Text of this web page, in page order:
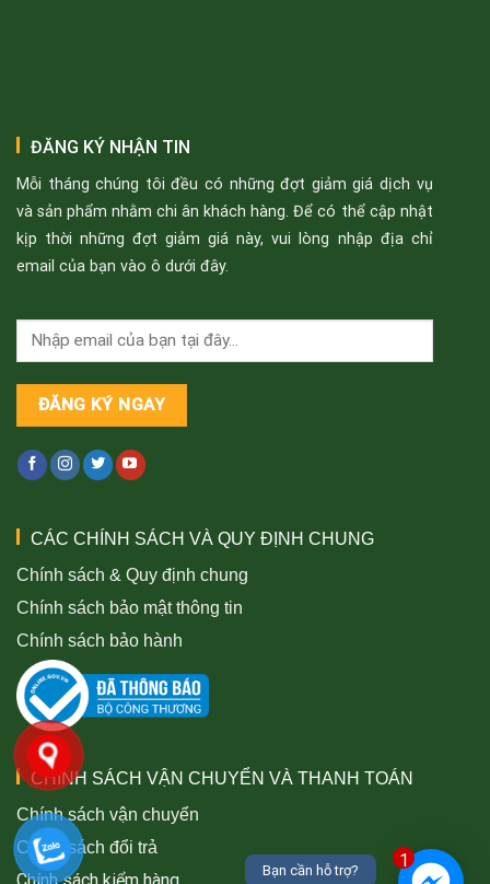
ĐĂNG KÝ NHẬN TIN
Mỗi tháng chúng tôi đều có những đợt giảm giá dịch vụ
và sản phẩm nhằm chi ân khách hàng. Để có thể cập nhật
kịp thời những đợt giảm giá này, vui lòng nhập địa chỉ
email của bạn vào ô dưới đây.
CÁC CHÍNH SÁCH VÀ QUY ĐỊNH CHUNG
Chính sách & Quy định chung
Chính sách bảo mật thông tin
Chính sách bảo hành
CHÍNH SÁCH VẬN CHUYỂN VÀ THANH TOÁN
Chính sách vận chuyển
Chính sách đổi trả
1
Bạn cần hỗ trợ?